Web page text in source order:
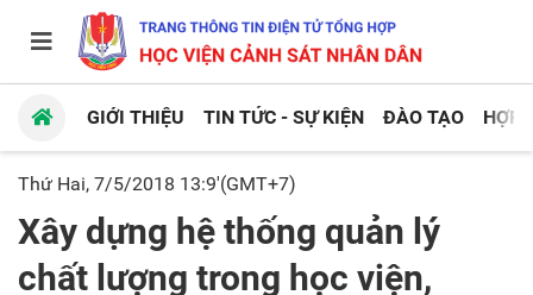
GIỚI THIỆU TIN TỨC - SỰ KIỆN ĐÀO TẠO HỢP
Thứ Hai, 7/5/2018 13:9'(GMT+7)
Xây dựng hệ thống quản lý
chất lượng trong học viện,